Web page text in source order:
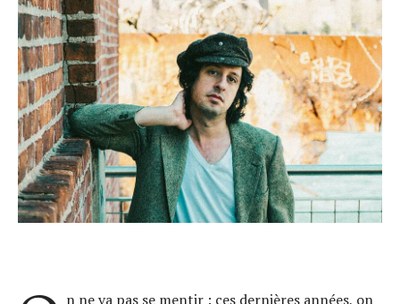
n ne va pas se mentir : ces dernières années, on